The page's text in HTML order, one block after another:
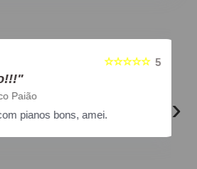
5
☆☆☆☆☆
Paião
pianos bons, amei. ›